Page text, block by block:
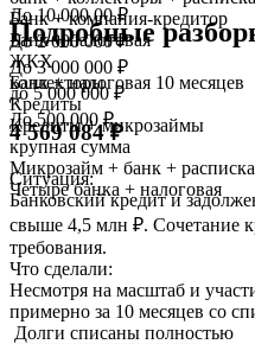
Банк + компания-кредитор
Банк + налоговая
ЖКХ
коллекторы
Кредиты
Кредиты + микрозаймы
крупная сумма
Микрозайм + банк + расписка
Четыре банка + налоговая
До 10.000.00 ₽
До 2 000 000 ₽
До 3 000 000 ₽
до 5 000 000 ₽
До 500.000 ₽
Подробные
Банк + налоговая 10 месяцев
4 569 084 ₽
Ситуация:
Банковский кредит и
свыше 4,5 млн ₽. Сочетание
требования.
Что сделали:
Несмотря на масштаб и
примерно за 10 месяцев со
Долги списаны полностью